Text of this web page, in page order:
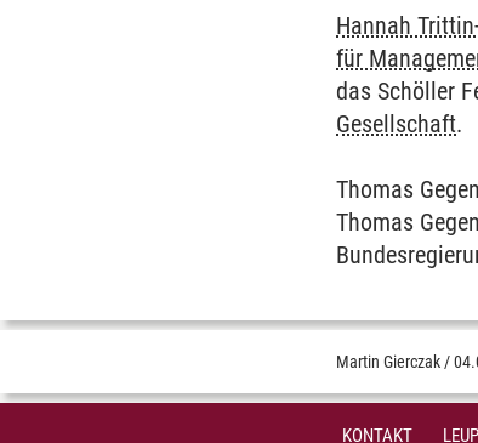
Hannah
für
das Schöller
Gesellschaft.
Thomas
Thomas
Martin Gierczak /
KONTAKT